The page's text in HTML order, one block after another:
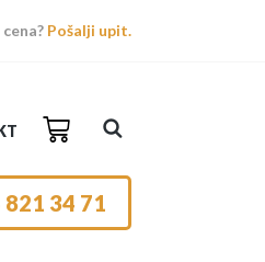
Pošalji upit.
821 34 71